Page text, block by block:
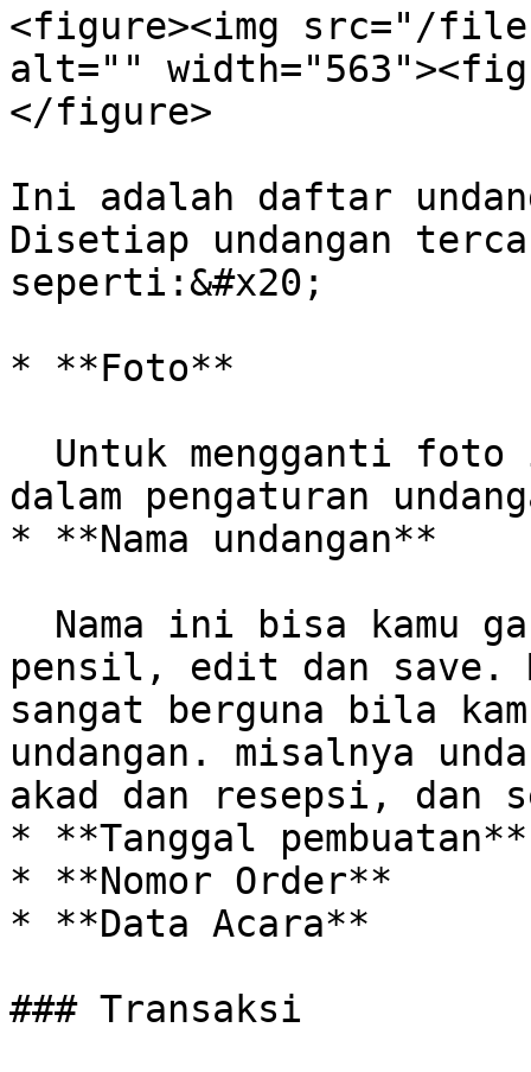
<figure><img src="/
alt=""
</figure>
Ini adalah daftar
Disetiap undangan
seperti:&#x20;
* **Foto**
dalam pengaturan
* **Nama undangan**
pensil, edit dan save.
sangat berguna bila
undangan. misalnya
akad dan resepsi, dan
* **Tanggal pembuatan**
* **Nomor Order**
* **Data Acara**
### Transaksi